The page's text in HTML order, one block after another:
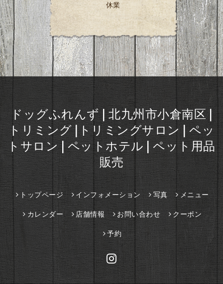
休業
ドッグふれんず | 北九州市小倉南区 |
トリミング |トリミングサロン | ペッ
トサロン | ペットホテル | ペット用品
販売
トップページ インフォメーション 写真 メニュー
カレンダー 店舗情報 お問い合わせ クーポン
予約